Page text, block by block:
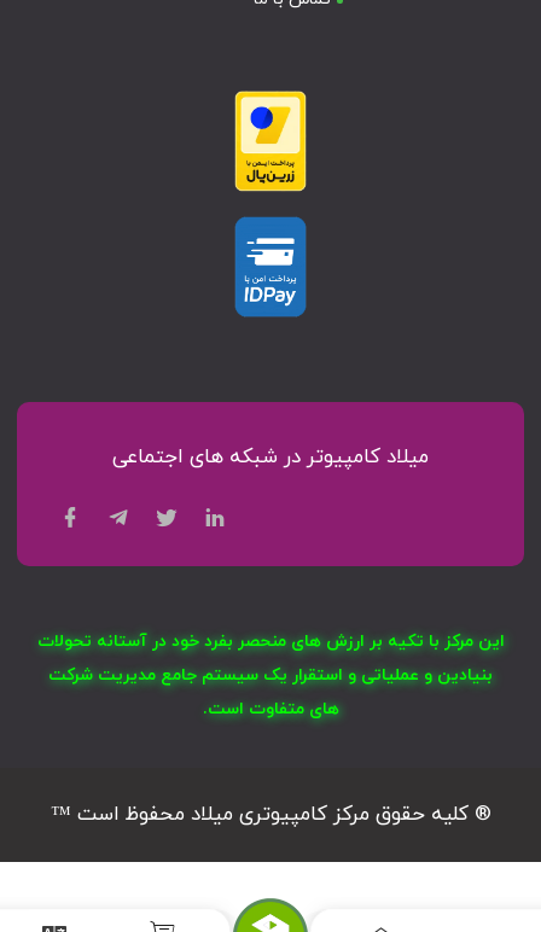
میلاد کامپیوتر در شبکه های اجتماعی
این مرکز با تکیه بر ارزش های منحصر بفرد خود در آستانه تحولات
بنیادین و عملیاتی و استقرار یک سیستم جامع مدیریت شرکت
های متفاوت است.
® کلیه حقوق مرکز کامپیوتری میلاد محفوظ است ™